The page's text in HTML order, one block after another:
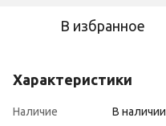
В избранное
Характеристики
Наличие
В наличии